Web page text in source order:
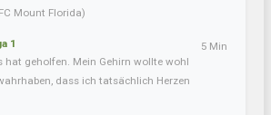
Mount Florida)
1
hat geholfen. Mein Gehirn wollte wohl
dass ich tatsächlich Herzen
5 Min